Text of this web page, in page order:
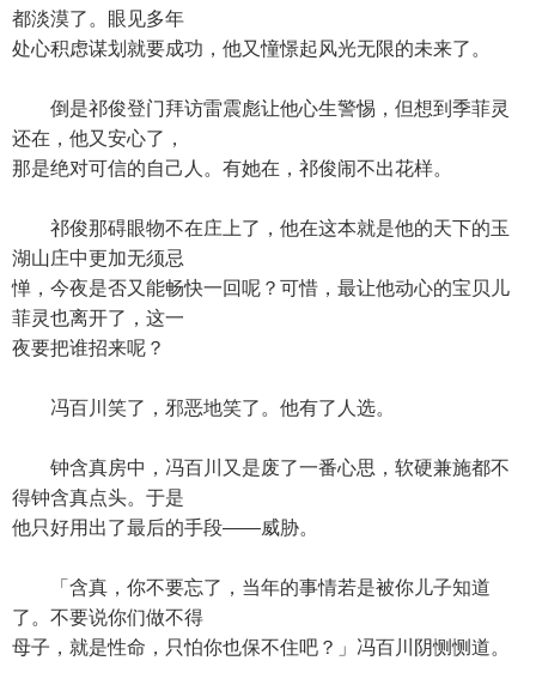
都淡漠了。眼见多年
处心积虑谋划就要成功，他又憧憬起风光无限的未来了。
倒是祁俊登门拜访雷震彪让他心生警惕，但想到季菲灵
还在，他又安心了，
那是绝对可信的自己人。有她在，祁俊闹不出花样。
祁俊那碍眼物不在庄上了，他在这本就是他的天下的玉
湖山庄中更加无须忌
惮，今夜是否又能畅快一回呢？可惜，最让他动心的宝贝儿
菲灵也离开了，这一
夜要把谁招来呢？
冯百川笑了，邪恶地笑了。他有了人选。
钟含真房中，冯百川又是废了一番心思，软硬兼施都不
得钟含真点头。于是
他只好用出了最后的手段——威胁。
「含真，你不要忘了，当年的事情若是被你儿子知道
了。不要说你们做不得
母子，就是性命，只怕你也保不住吧？」冯百川阴恻恻道。